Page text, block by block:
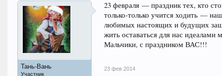
Тань-Вань
Участник
23 февраля — праздник тех, кто
только-только учится ходить —
любимых настоящих и будущих
жить оставаться для нас идеалами
Мальчики, с праздником ВАС!!!
23 фев 2014